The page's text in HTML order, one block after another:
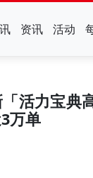
资讯 活动
活力宝典
万单